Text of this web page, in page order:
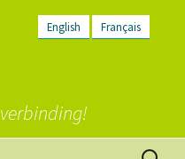
English Français
Zoeken